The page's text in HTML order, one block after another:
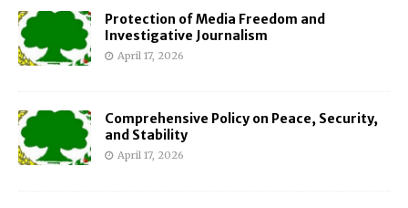
Protection of Media Freedom and
Investigative Journalism
April 17, 2026
Comprehensive Policy on Peace, Security,
and Stability
April 17, 2026